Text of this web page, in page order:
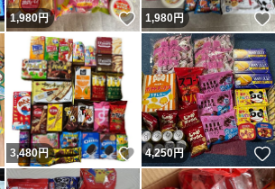
いいね！
1,980円 いいね！
1,980円
いいね！
3,480円 いいね！
4,250円